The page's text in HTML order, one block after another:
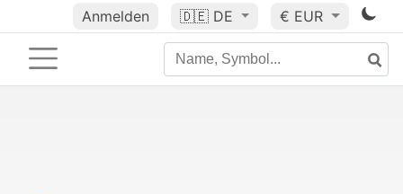
Anmelden 🇩🇪 DE € EUR